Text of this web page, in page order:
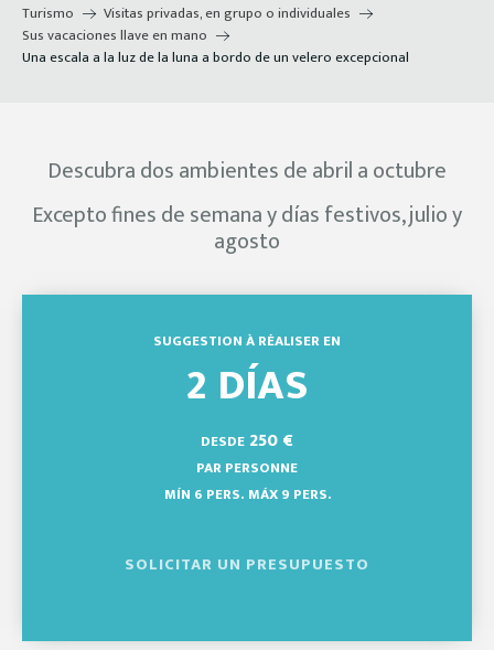
Turismo
Visitas privadas, en grupo o individuales
Sus vacaciones llave en mano
Una escala a la luz de la luna a bordo de un velero excepcional
Descubra dos ambientes de abril a octubre
Excepto fines de semana y días festivos, julio y
agosto
SUGGESTION À RÉALISER EN
2 DÍAS
DESDE 250€
PAR PERSONNE
MÍN 6 PERS. MÁX 9 PERS.
SOLICITAR UN PRESUPUESTO